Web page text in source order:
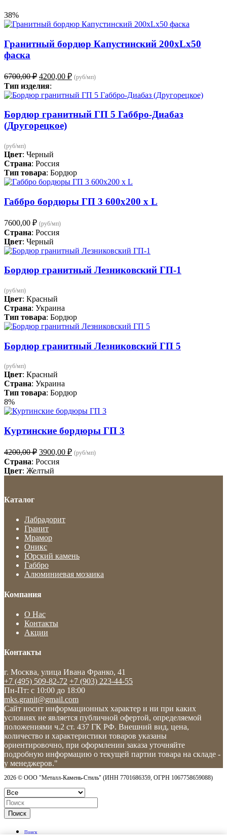
38%
Гранитный бордюр Капустинский 200хLх50
фаска
6700,00₽ Первоначальная
цена
составляла
4200,00 ₽Текущая
цена:
4200,00 ₽.
(руб/мп)
Тип изделия:
Бордюр гранитный ГП 5 Габбро-Диабаз
(Другорецкое)
(руб/мп)
Цвет: Черный
Страна: Россия
Тип товара: Бордюр
Габбро бордюры ГП 3 600х200 х L
7600,00 ₽ (руб/мп)
Страна: Россия
Цвет: Черный
Бордюр гранитный Лезниковский ГП-1
(руб/мп)
Цвет: Красный
Страна: Украина
Тип товара: Бордюр
Бордюр гранитный Лезниковский ГП 5
(руб/мп)
Цвет: Красный
Страна: Украина
Тип товара: Бордюр
8%
Куртинские бордюры ГП 3
4200,00₽ Первоначальная
цена
составляла
3900,00 ₽Текущая
цена:
(руб/мп)
Страна: Россия
Цвет: Желтый
Каталог
Лабрадорит
Гранит
Мрамор
Оникс
Юрский камень
Габбро
Алюминиевая мозаика
Компания
О Нас
Контакты
Акции
Контакты
г. Москва, улица Ивана Франко, 41
+7 (495) 509-82-72 +7 (903) 223-44-55
Пн-Пт: c 10:00 до 18:00
mks.granit@gmail.com
Сайт носит информационных характер и ни при каких
условиях не является публичной офертой, определяемой
положениями ч.2 ст. 437 ГК РФ. Внешний вид, цена,
количество и характеристики товаров указаны
ориентировочно, при оформлении заказа уточняйте
подробную информацию о текущей партии товара на складе -
у менеджеров."
2026 © ООО "Металл-Камень-Стиль" (ИНН 7701686359, ОГРН 1067758659088)
Поиск
Поиск